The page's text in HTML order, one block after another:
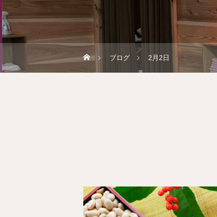
ブログ 2月2日